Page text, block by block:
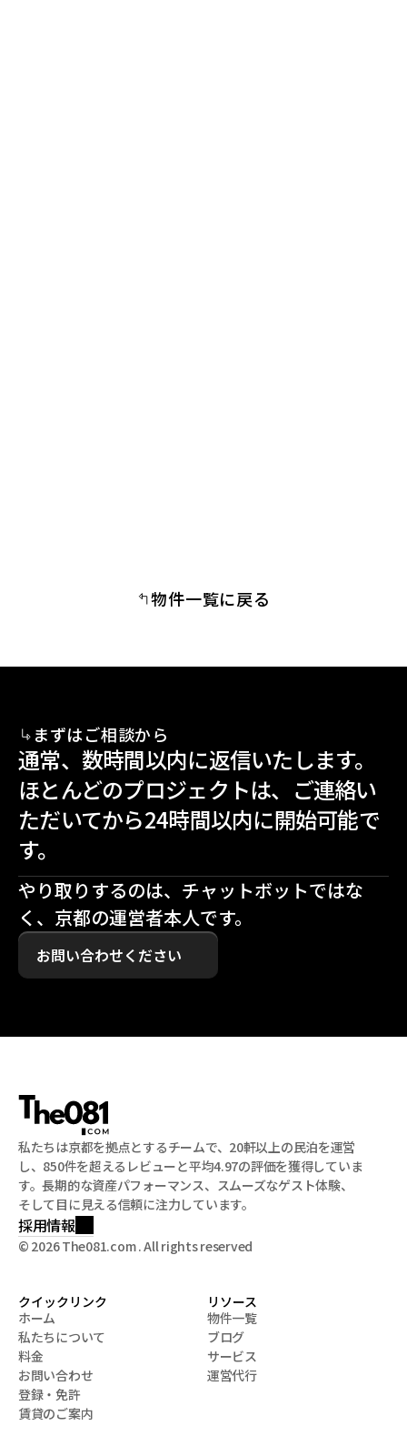
物件一覧に戻る
まずはご相談から
通常、数時間以内に返信いたします。
ほとんどのプロジェクトは、ご連絡い
ただいてから24時間以内に開始可能で
す。
やり取りするのは、チャットボットではな
く、京都の運営者本人です。
お問い合わせください
私たちは京都を拠点とするチームで、20軒以上の民泊を運営
し、850件を超えるレビューと平均4.97の評価を獲得していま
す。長期的な資産パフォーマンス、スムーズなゲスト体験、
そして目に見える信頼に注力しています。
採用情報
© 2026 The081.com . All rights reserved
クイックリンク
ホーム
ホーム
私たちについて
私たちについて
料金
料金
お問い合わせ
お問い合わせ
登録・免許
登録・免許
賃貸のご案内
リソース
物件一覧
物件一覧
ブログ
ブログ
サービス
サービス
運営代行